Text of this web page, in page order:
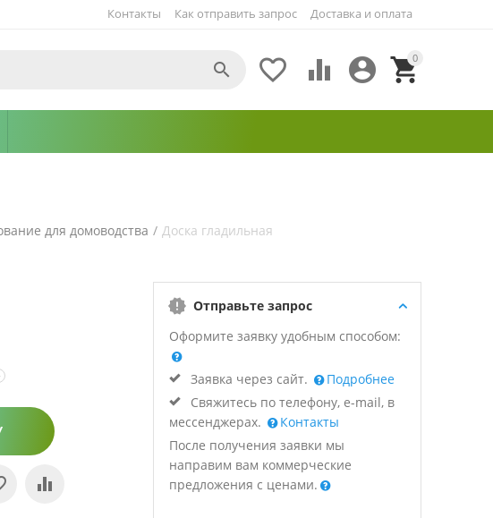
Как отправить запрос Доставка и оплата
Контакты
0


 

для домоводства / Доска гладильная
Отправьте запрос
Оформите заявку удобным способом:
Заявка через сайт.
Подробнее
Свяжитесь по телефону, e-mail, в
мессенджерах.
Контакты
После получения заявки мы
направим вам коммерческие
предложения с ценами.